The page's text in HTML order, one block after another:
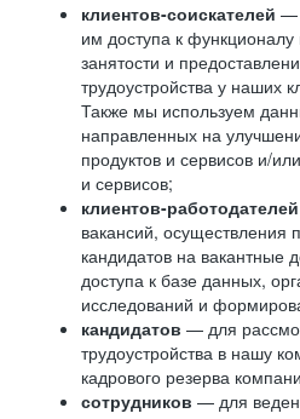
клиентов-соискателей —
им доступа к
занятости и
трудоустройства у наших
Также мы используем
направленных на
продуктов и сервисов и/
и сервисов;
клиентов-работодателей
вакансий, осуществления
кандидатов на вакантные
доступа к базе данных,
исследований и
кандидатов — для
трудоустройства в нашу
кадрового резерва
сотрудников — для